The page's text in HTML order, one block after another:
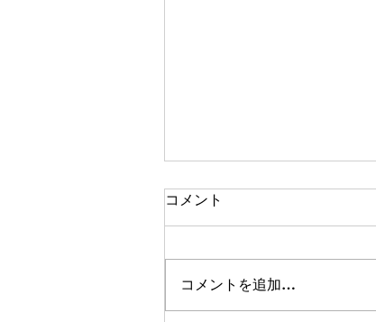
コメント
コメントを追加…